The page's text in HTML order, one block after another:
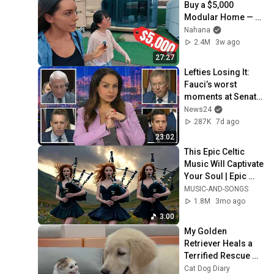
27:27
Buy a $5,000
Modular Home —
What's the Real
Cost?
Nahana
2.4M
3w ago
23:02
Lefties Losing It:
Fauci’s worst
moments at Senate
hearing
News24
287K 7d ago
3:00
This Epic Celtic
Music Will Captivate
Your Soul | Epic
Celtic Music
MUSIC-AND-SONGS
1.8M
3mo ago
My Golden
Retriever Heals a
Terrified Rescue
Kitten in Just 3
Cat Dog Diary